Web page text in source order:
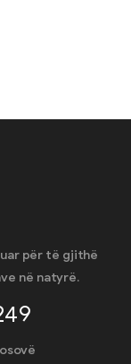
për të gjithë
në natyrë.